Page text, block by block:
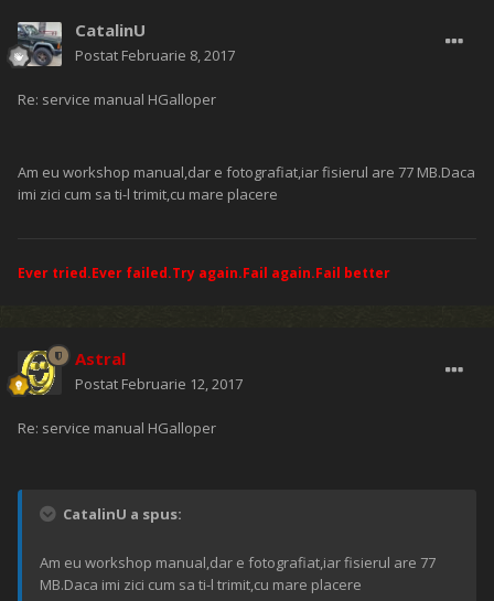
CatalinU
Postat Februarie 8, 2017
Re: service manual HGalloper
Am eu workshop manual,dar e fotografiat,iar fisierul are 77 MB.Daca
imi zici cum sa ti-l trimit,cu mare placere
Ever tried.Ever failed.Try again.Fail again.Fail better
Astral
Postat Februarie 12, 2017
Re: service manual HGalloper
CatalinU a spus:
Am eu workshop manual,dar e fotografiat,iar fisierul are 77
MB.Daca imi zici cum sa ti-l trimit,cu mare placere